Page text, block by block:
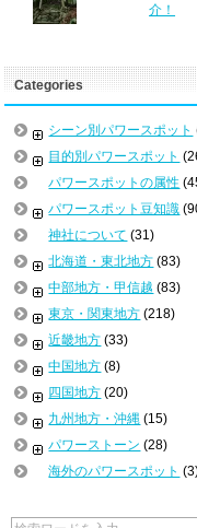
介！
Categories
シーン別パワースポット
目的別パワースポット
パワースポットの属性
パワースポット豆知識
神社について (31)
北海道・東北地方 (83)
中部地方・甲信越 (83)
東京・関東地方 (218)
近畿地方 (33)
中国地方 (8)
四国地方 (20)
九州地方・沖縄 (15)
パワーストーン (28)
海外のパワースポット